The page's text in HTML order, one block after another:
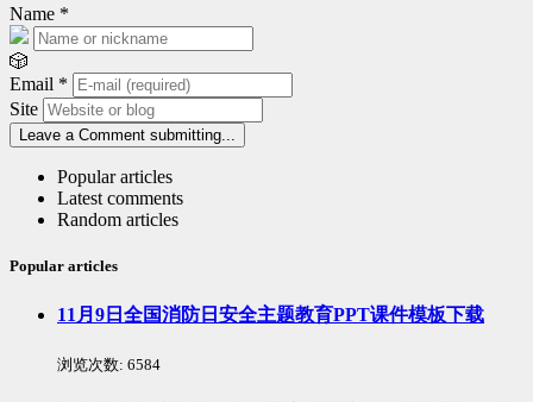
Name *
🎲
Email *
Site
Leave a Comment submitting...
Popular articles
Latest comments
Random articles
Popular articles
11月9日全国消防日安全主题教育PPT课件模板下载
浏览次数: 6584